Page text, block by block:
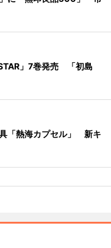
」7巻発売 「初島
「熱海カプセル」 新キ